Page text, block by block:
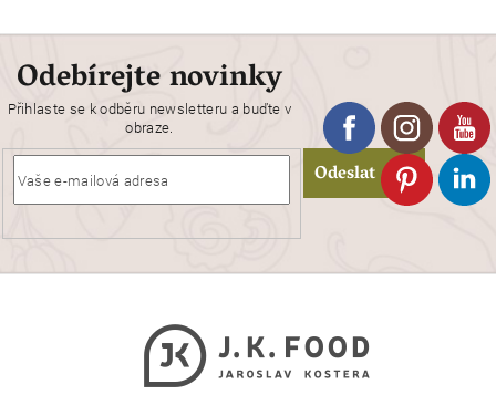
Odebírejte novinky
Přihlaste se k odběru newsletteru a buďte v
obraze.
Odeslat